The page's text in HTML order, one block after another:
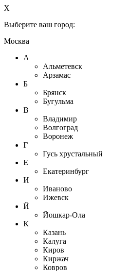
X
Выберите ваш город:
Москва
А
Альметевск
Арзамас
Б
Брянск
Бугульма
В
Владимир
Волгоград
Воронеж
Г
Гусь хрустальный
Е
Екатеринбург
И
Иваново
Ижевск
Й
Йошкар-Ола
К
Казань
Калуга
Киров
Киржач
Ковров